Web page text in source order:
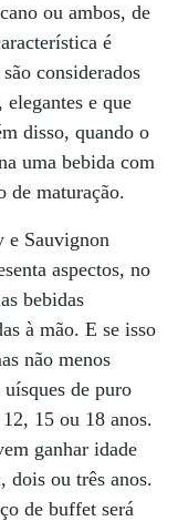
ou ambos, de
é
considerados
e que
disso, quando o
uma bebida com
de maturação.
e Sauvignon
aspectos, no
bebidas
à mão. E se isso
não menos
de puro
15 ou 18 anos.
ganhar idade
dois ou três anos.
de buffet será